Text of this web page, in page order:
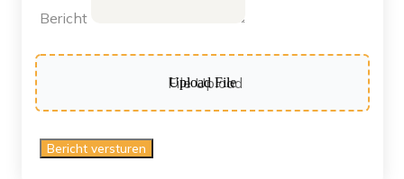
Bericht
File Upload
Bericht versturen